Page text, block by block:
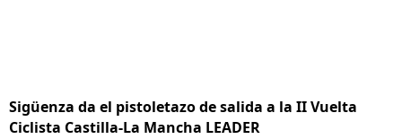
Sigüenza da el pistoletazo de salida a la II Vuelta
Ciclista Castilla-La Mancha LEADER